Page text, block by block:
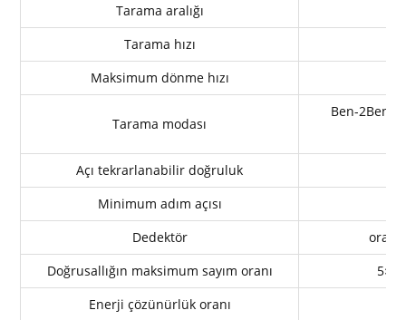
Tarama aralığı
Tarama hızı
Maksimum dönme hızı
Tarama modası
Ben-2Ben
Açı tekrarlanabilir doğruluk
Minimum adım açısı
Dedektör
Doğrusallığın maksimum sayım oranı
Enerji çözünürlük oranı